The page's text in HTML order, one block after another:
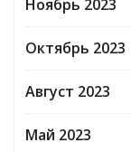
Ноябрь 2023
Октябрь 2023
Август 2023
Май 2023